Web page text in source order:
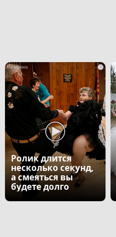
i
Ролик длится
несколько секунд,
а смеяться вы
будете долго